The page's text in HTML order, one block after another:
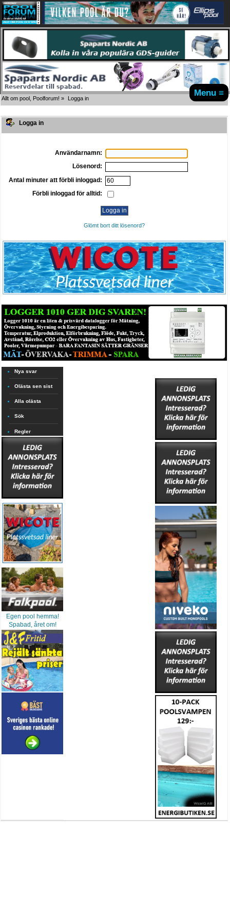
Menu ≡
Allt om pool, Poolforum! » Logga in
Logga in
Användarnamn:
Lösenord:
Antal minuter att förbli inloggad:
Förbli inloggad för alltid:
Glömt bort ditt lösenord?
Nya svar
Olästa sen sist
Alla olästa
Sök
Regler
Egen pool hemma!
Spabad, året om!